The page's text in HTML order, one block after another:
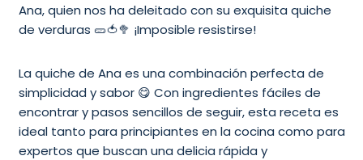
Ana, quien nos ha deleitado con su exquisita quiche
de verduras 🥒🍅🥦 ¡Imposible resistirse!
La quiche de Ana es una combinación perfecta de
simplicidad y sabor 😋 Con ingredientes fáciles de
encontrar y pasos sencillos de seguir, esta receta es
ideal tanto para principiantes en la cocina como para
expertos que buscan una delicia rápida y